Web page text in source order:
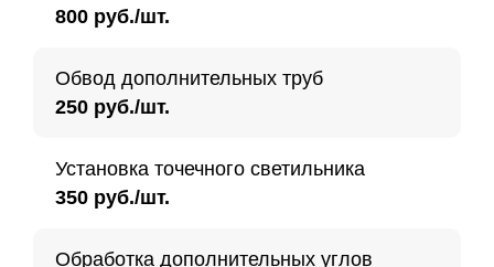
800 руб./шт.
Обвод дополнительных труб
250 руб./шт.
Установка точечного светильника
350 руб./шт.
Обработка дополнительных углов